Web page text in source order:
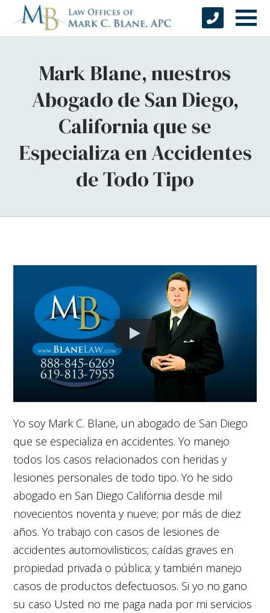
Mark Blane, nuestros
Abogado de San Diego,
California que se
Especializa en Accidentes
de Todo Tipo
Yo soy Mark C. Blane, un abogado de San Diego
que se especializa en accidentes. Yo manejo
todos los casos relacionados con heridas y
lesiones personales de todo tipo. Yo he sido
abogado en San Diego California desde mil
novecientos noventa y nueve; por más de diez
años. Yo trabajo con casos de lesiones de
accidentes automovilisticos; caídas graves en
propiedad privada o pública; y también manejo
casos de productos defectuosos. Si yo no gano
su caso Usted no me paga nada por mi servicios